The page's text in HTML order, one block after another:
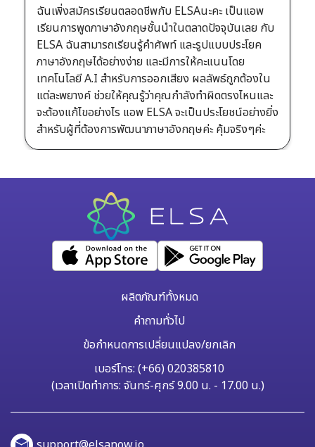
ฉันเพิ่งสมัครเรียนตลอดชีพกับ ELSAนะคะ เป็นแอพ
เรียนการพูดภาษาอังกฤษชั้นนำในตลาดปัจจุบันเลย กับ
ELSA ฉันสามารถเรียนรู้คำศัพท์ และรูปแบบประโยค
ภาษาอังกฤษได้อย่างง่าย และมีการให้คะแนนโดย
เทคโนโลยี A.I สำหรับการออกเสียง ผลลัพธ์ถูกต้องใน
แต่ละพยางค์ ช่วยให้คุณรู้ว่าคุณกำลังทำผิดตรงไหนและ
จะต้องแก้ไขอย่างไร แอพ ELSA จะเป็นประโยชน์อย่างยิ่ง
สำหรับผู้ที่ต้องการพัฒนาภาษาอังกฤษค่ะ คุ้มจริงๆค่ะ
ผลิตภัณฑ์ทั้งหมด
คำถามทั่วไป
ข้อกำหนดการเปลี่ยนแปลง/ยกเลิก
เบอร์โทร: (+66) 020385810
(เวลาเปิดทำการ: จันทร์-ศุกร์ 9.00 น. - 17.00 น.)